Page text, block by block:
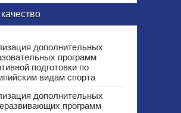
дополнительных
программ
подготовки по
видам спорта
дополнительных
программ